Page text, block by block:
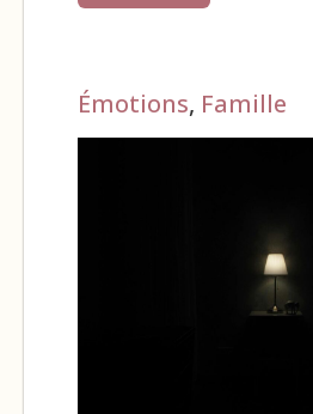
Émotions, Famille